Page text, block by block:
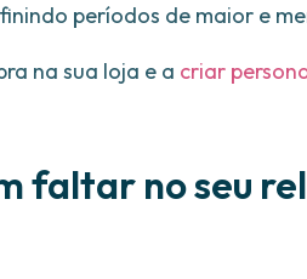
períodos de maior e
na sua loja e a criar
faltar no seu